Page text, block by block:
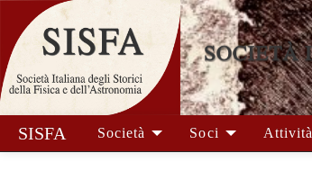
SISFA Società Soci Attività